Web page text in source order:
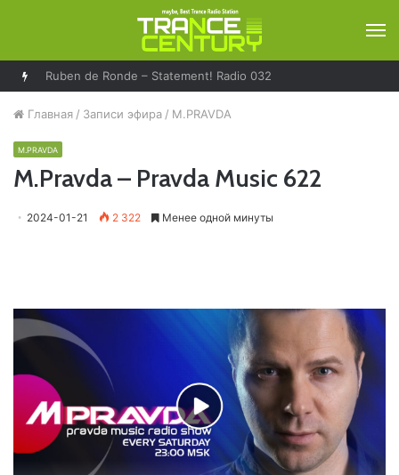
Ruben de Ronde – Statement! Radio 032
Главная / Записи эфира / M.PRAVDA
M.PRAVDA
M.Pravda – Pravda Music 622
2024-01-21 2 322 Менее одной минуты